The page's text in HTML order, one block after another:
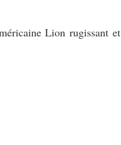
Lion rugissant et